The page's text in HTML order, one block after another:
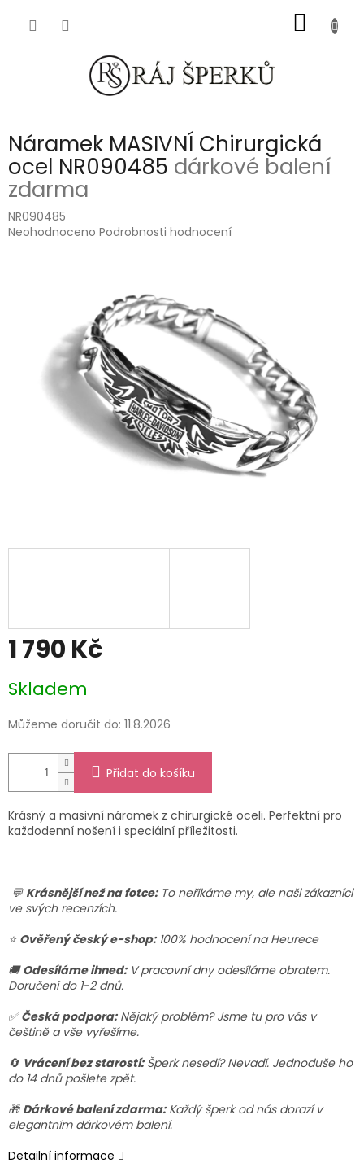
KOŠÍK
Náramek MASIVNÍ Chirurgická
ocel NR090485 dárkové balení
zdarma
NR090485
Průměrné
hvězdiček.
Neohodnoceno Podrobnosti hodnocení
1 790 Kč
cena:
Skladem
Můžeme doručit do: 11.8.2026
Přidat do košíku
Krásný a masivní náramek z chirurgické oceli. Perfektní pro
každodenní nošení i speciální příležitosti.
💬 Krásnější než na fotce:To neříkáme my, ale naši zákazníci
ve svých recenzích.
⭐ Ověřený český e-shop:100% hodnocení na Heurece
🚚 Odesíláme ihned:V pracovní dny odesíláme obratem.
Doručení do 1-2 dnů.
✅ Česká podpora:Nějaký problém? Jsme tu pro vás v
češtině a vše vyřešíme.
🔄 Vrácení bez starostí:Šperk nesedí? Nevadí. Jednoduše ho
do 14 dnů pošlete zpět.
🎁 Dárkové balení zdarma:Každý šperk od nás dorazí v
elegantním dárkovém balení.
Detailní informace